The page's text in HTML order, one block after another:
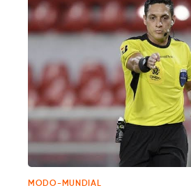
MODO-MUNDIAL